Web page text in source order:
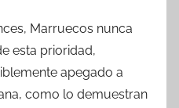
Marruecos nunca
esta prioridad,
apegado a
como lo demuestran